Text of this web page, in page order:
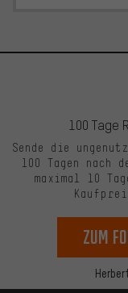
Herbert,
100 Tage
Sende die
100 Tagen nach
maximal 10
zum